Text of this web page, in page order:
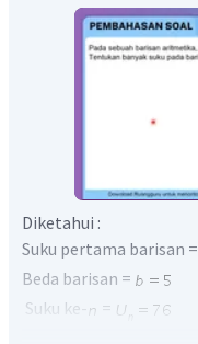
Diketahui :
Suku pertama barisan =
Beda barisan =
Suku ke-
=